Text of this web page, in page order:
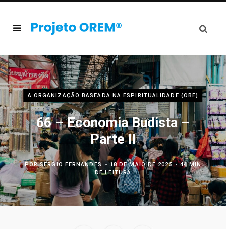
A ORGANIZAÇÃO BASEADA NA ESPIRITUALIDADE (OBE)
66 – Economia Budista –
Parte II
PORSERGIO FERNANDES 18 DE MAIO DE 2025
44 MIN
DE LEITURA